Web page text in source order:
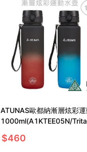
ATUNAS歐都納漸層炫彩
1000ml(A1KTEE05N/
$460